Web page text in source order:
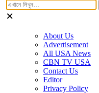
About Us
Advertisement
All USA News
CBN TV USA
Contact Us
Editor
Privacy Policy